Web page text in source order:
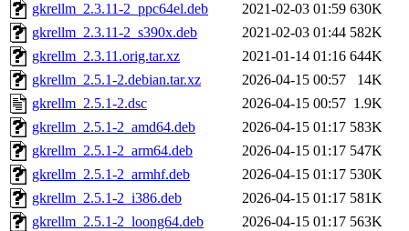
gkrellm_2.3.11-2_ppc64el.deb
2021-02-03 01:59 630K
gkrellm_2.3.11-2_s390x.deb
2021-02-03 01:44 582K
gkrellm_2.3.11.orig.tar.xz
2021-01-14 01:16 644K
gkrellm_2.5.1-2.debian.tar.xz
2026-04-15 00:57
14K
gkrellm_2.5.1-2.dsc
2026-04-15 00:57 1.9K
gkrellm_2.5.1-2_amd64.deb
2026-04-15 01:17 583K
gkrellm_2.5.1-2_arm64.deb
2026-04-15 01:17 547K
gkrellm_2.5.1-2_armhf.deb
2026-04-15 01:17 530K
gkrellm_2.5.1-2_i386.deb
2026-04-15 01:17 581K
gkrellm_2.5.1-2_loong64.deb
2026-04-15 01:17 563K